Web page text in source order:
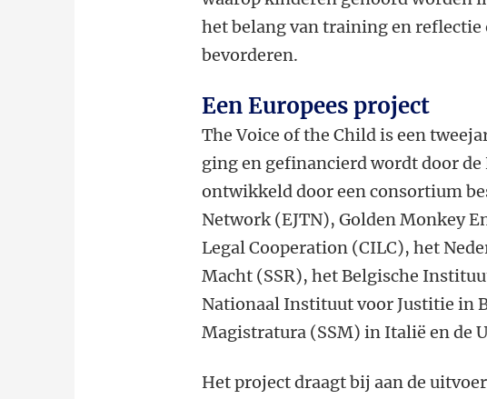
het belang van training en
bevorderen.
Een Europees project
The Voice of the Child is een
ging en gefinancierd wordt door
ontwikkeld door een consortium
Network (EJTN), Golden Monkey
Legal Cooperation (CILC), het
Macht (SSR), het Belgische
Nationaal Instituut voor Justitie in
Magistratura (SSM) in Italië en de
Het project draagt bij aan de